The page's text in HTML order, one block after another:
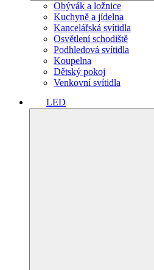
Obývák a ložnice
Kuchyně a jídelna
Kancelářská svítidla
Osvětlení schodiště
Podhledová svítidla
Koupelna
Dětský pokoj
Venkovní svítidla
LED